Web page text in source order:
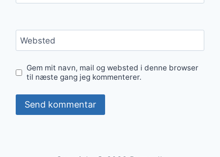
Websted
Gem mit navn, mail og websted i denne browser
til næste gang jeg kommenterer.